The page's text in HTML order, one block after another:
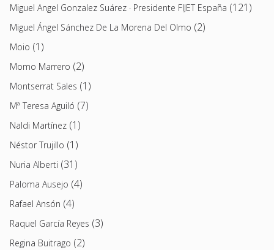
Miguel Angel Gonzalez Suárez · Presidente FIJET España (121)
Miguel Ángel Sánchez De La Morena Del Olmo (2)
Moio (1)
Momo Marrero (2)
Montserrat Sales (1)
Mª Teresa Aguiló (7)
Naldi Martínez (1)
Néstor Trujillo (1)
Nuria Alberti (31)
Paloma Ausejo (4)
Rafael Ansón (4)
Raquel García Reyes (3)
Regina Buitrago (2)